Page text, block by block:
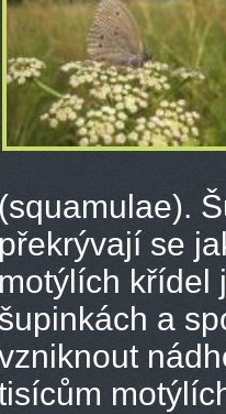
(squamulae).
překrývají se
motýlích křídel
šupinkách a